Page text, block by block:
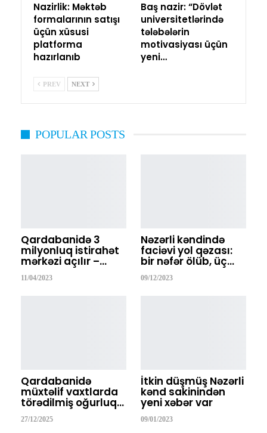
Nazirlik: Məktəb
formalarının satışı
üçün xüsusi
platforma
hazırlanıb
Baş nazir: “Dövlət
universitetlərində
tələbələrin
motivasiyası üçün
yeni…
PREV NEXT
POPULAR POSTS
Qardabanidə 3
milyonluq istirahət
mərkəzi açılır –…
11/04/2023
Nəzərli kəndində
faciəvi yol qəzası:
bir nəfər ölüb, üç…
09/12/2023
Qardabanidə
müxtəlif vaxtlarda
törədilmiş oğurluq…
27/12/2025
İtkin düşmüş Nəzərli
kənd sakinindən
yeni xəbər var
09/01/2023